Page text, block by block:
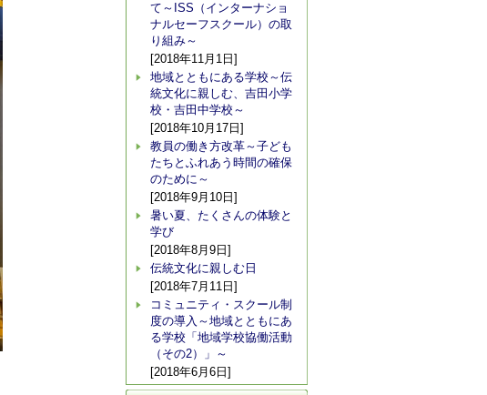
て～ISS（インターナショ
ナルセーフスクール）の取
り組み～
[2018年11月1日]
地域とともにある学校～伝
統文化に親しむ、吉田小学
校・吉田中学校～
[2018年10月17日]
教員の働き方改革～子ども
たちとふれあう時間の確保
のために～
[2018年9月10日]
暑い夏、たくさんの体験と
学び
[2018年8月9日]
伝統文化に親しむ日
[2018年7月11日]
コミュニティ・スクール制
度の導入～地域とともにあ
る学校「地域学校協働活動
（その2）」～
[2018年6月6日]